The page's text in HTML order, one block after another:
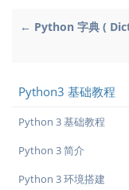
← Python 字典 (
Python3 基础教程
Python 3 基础教程
Python 3 简介
Python 3 环境搭建